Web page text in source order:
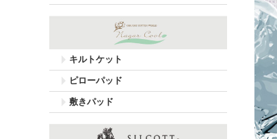
キルトケット
ピローパッド
敷きパッド